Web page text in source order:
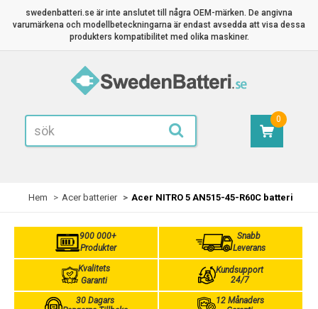
swedenbatteri.se är inte anslutet till några OEM-märken. De angivna
varumärkena och modellbeteckningarna är endast avsedda att visa dessa
produkters kompatibilitet med olika maskiner.
0
Hem Acer batterier Acer NITRO 5 AN515-45-R60C batteri
900 000+
Produkter
Snabb
Leverans
Kvalitets
Garanti
Kundsupport
24/7
30 Dagars
12 Månaders